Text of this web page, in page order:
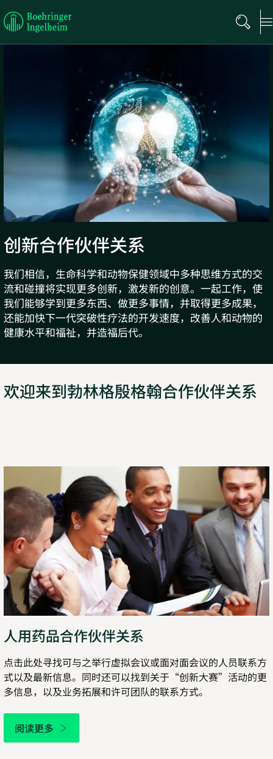
Boehringer
Ingelheim
创新合作伙伴关系
我们相信，生命科学和动物保健领域中多种思维方式的交
流和碰撞将实现更多创新，激发新的创意。一起工作，使
我们能够学到更多东西、做更多事情，并取得更多成果，
还能加快下一代突破性疗法的开发速度，改善人和动物的
健康水平和福祉，并造福后代。
欢迎来到勃林格殷格翰合作伙伴关系
人用药品合作伙伴关系
点击此处寻找可与之举行虚拟会议或面对面会议的人员联系方
式以及最新信息。同时还可以找到关于“创新大赛”活动的更
多信息，以及业务拓展和许可团队的联系方式。
阅读更多